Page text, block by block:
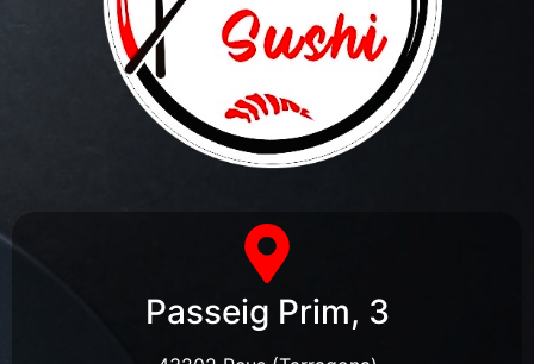
Passeig Prim, 3